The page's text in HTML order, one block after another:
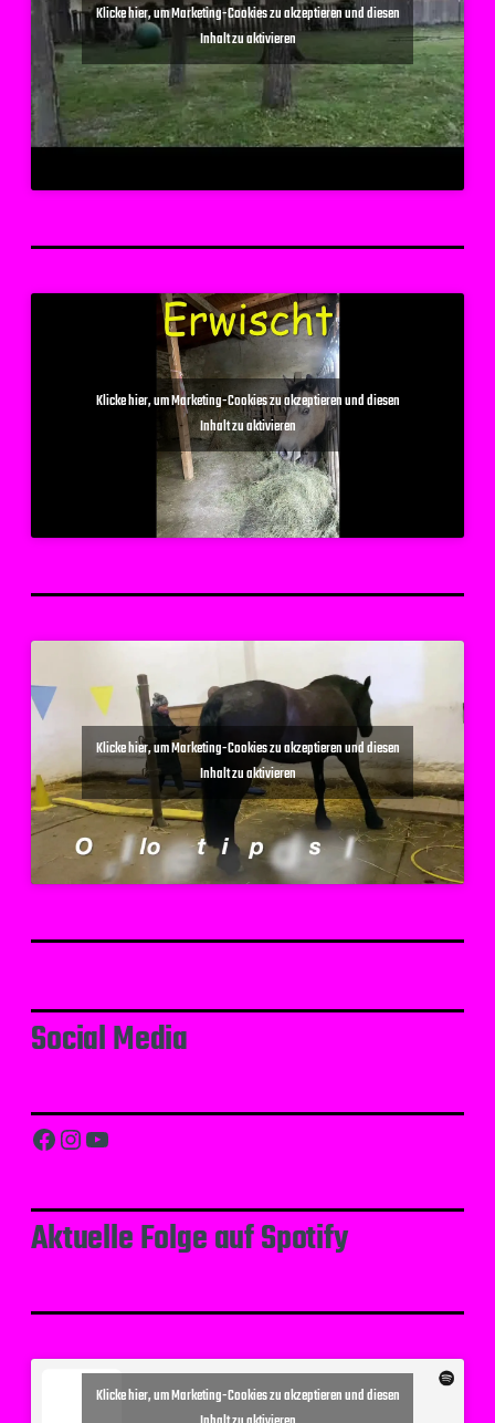
Klicke hier, um Marketing-Cookies zu akzeptieren und diesen
Inhalt zu aktivieren
Klicke hier, um Marketing-Cookies zu akzeptieren und diesen
Inhalt zu aktivieren
Klicke hier, um Marketing-Cookies zu akzeptieren und diesen
Inhalt zu aktivieren
Social Media
Facebook Instagram YouTube
Aktuelle Folge auf Spotify
Klicke hier, um Marketing-Cookies zu akzeptieren und diesen